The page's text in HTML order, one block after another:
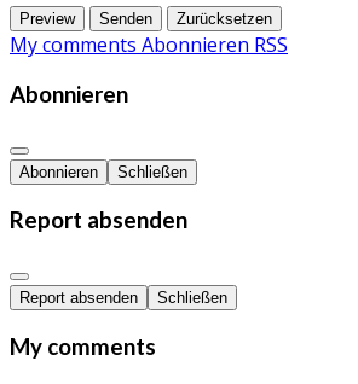
Preview Senden Zurücksetzen
My comments Abonnieren RSS
Abonnieren
Abonnieren Schließen
Report absenden
Report absenden Schließen
My comments